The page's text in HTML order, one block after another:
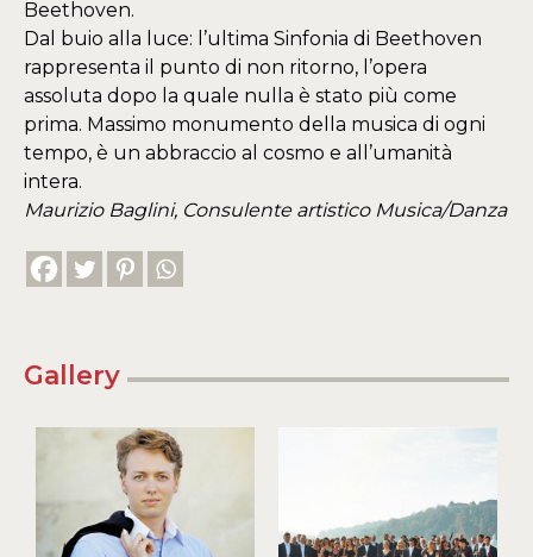
Beethoven.
Dal buio alla luce: l’ultima Sinfonia di Beethoven
rappresenta il punto di non ritorno, l’opera
assoluta dopo la quale nulla è stato più come
prima. Massimo monumento della musica di ogni
tempo, è un abbraccio al cosmo e all’umanità
intera.
Maurizio Baglini, Consulente artistico Musica/Danza
Gallery